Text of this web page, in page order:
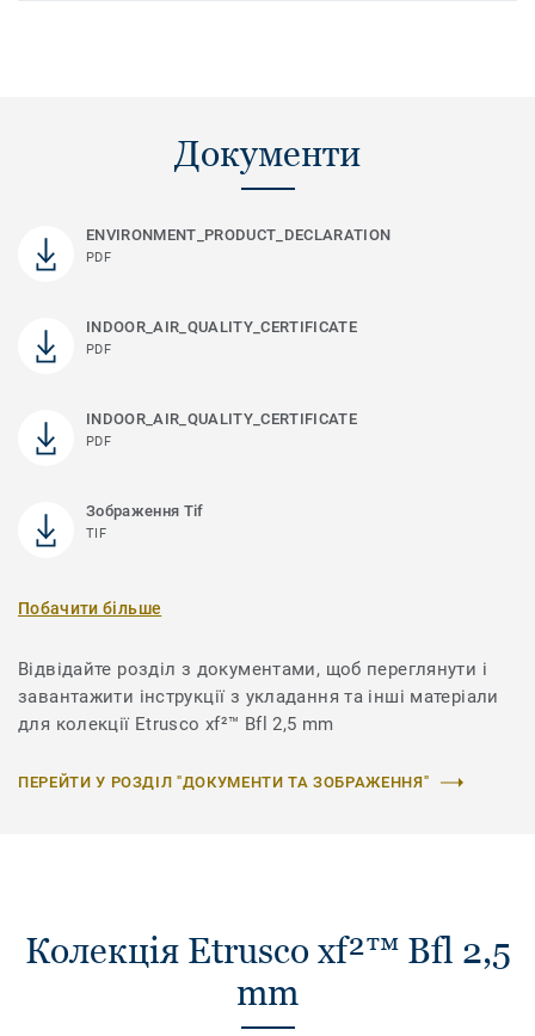
Документи
ENVIRONMENT_PRODUCT_DECLARATION
PDF
INDOOR_AIR_QUALITY_CERTIFICATE
PDF
INDOOR_AIR_QUALITY_CERTIFICATE
PDF
Зображення Tif
TIF
Побачити більше
Відвідайте розділ з документами, щоб переглянути і
завантажити інструкції з укладання та інші матеріали
для колекції Etrusco xf²™ Bfl 2,5 mm
ПЕРЕЙТИ У РОЗДІЛ "ДОКУМЕНТИ ТА ЗОБРАЖЕННЯ"
Колекція Etrusco xf²™ Bfl 2,5
mm